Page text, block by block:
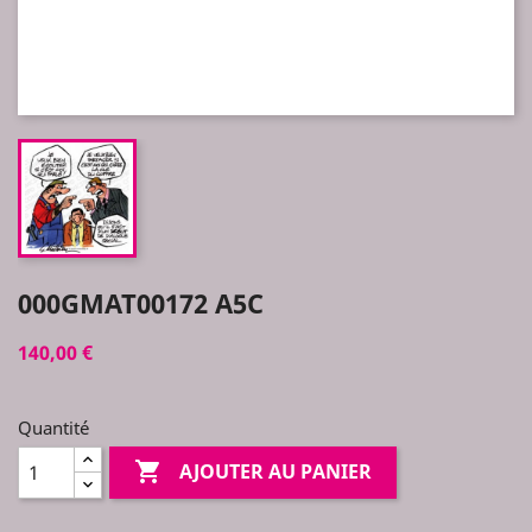
000GMAT00172 A5C
140,00 €
Quantité
 AJOUTER AU PANIER